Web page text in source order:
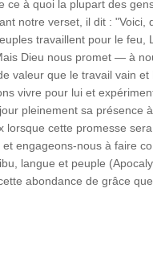
ce à quoi la plupart des
notre verset, il dit : "Voici,
travaillent pour le feu,
Dieu nous promet — à
valeur que le travail vain et
vivre pour lui et
pleinement sa présence
lorsque cette promesse
engageons-nous à faire
langue et peuple
abondance de grâce